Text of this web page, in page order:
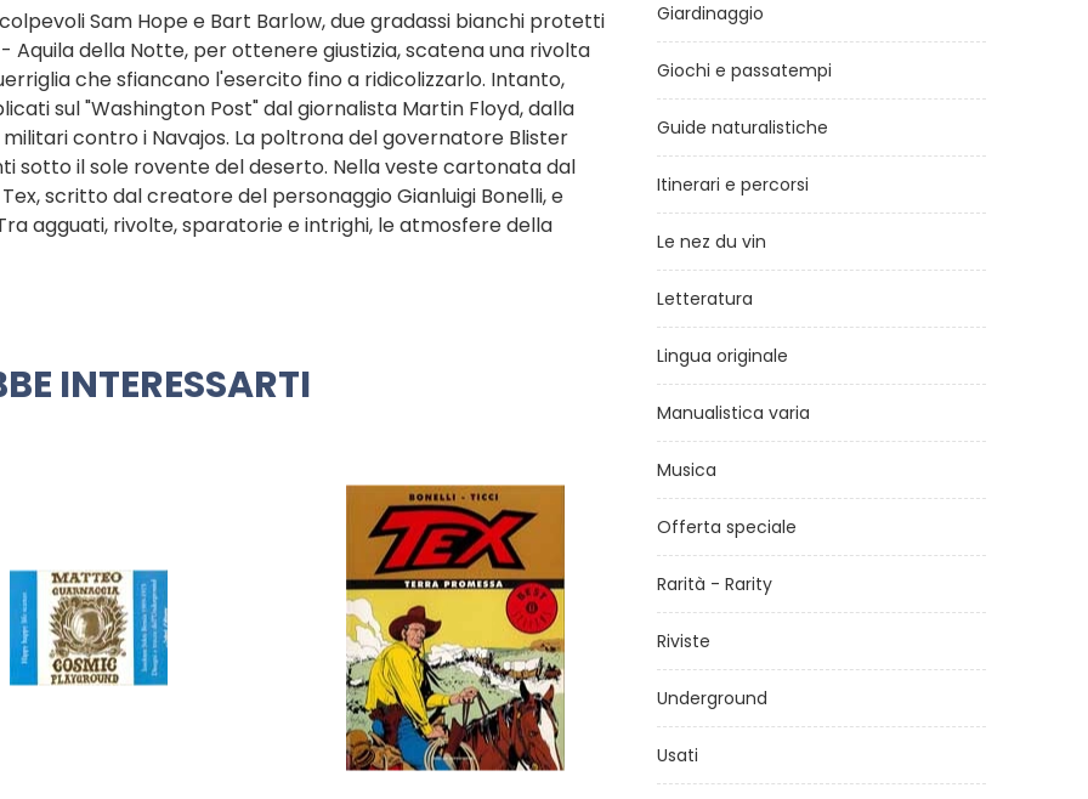
Sam Hope e Bart Barlow, due gradassi bianchi protetti
della Notte, per ottenere giustizia, scatena una rivolta
che sfiancano l'esercito fino a ridicolizzarlo. Intanto,
sul "Washington Post" dal giornalista Martin Floyd, dalla
contro i Navajos. La poltrona del governatore Blister
sotto il sole rovente del deserto. Nella veste cartonata dal
scritto dal creatore del personaggio Gianluigi Bonelli, e
agguati, rivolte, sparatorie e intrighi, le atmosfere della
INTERESSARTI
Giardinaggio
Giochi e passatempi
Guide naturalistiche
Itinerari e percorsi
Le nez du vin
Letteratura
Lingua originale
Manualistica varia
Musica
Offerta speciale
Rarità - Rarity
Riviste
Underground
Usati